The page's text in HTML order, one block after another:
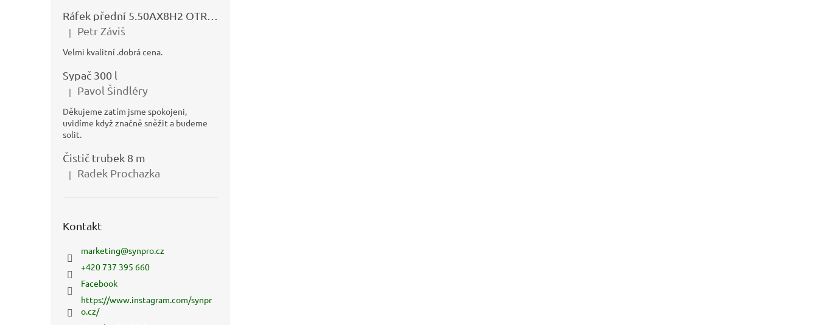
Hodnocení produktu je 5 z 5 hvězdiček.
| Petr Záviš
Velmi kvalitní .dobrá cena.
Sypač 300 l
Hodnocení produktu je 5 z 5 hvězdiček.
| Pavol Šindléry
Děkujeme zatím jsme spokojeni,
uvidíme když značně sněžit a budeme
solit.
Čistič trubek 8 m
Hodnocení produktu je 5 z 5 hvězdiček.
| Radek Prochazka
Kontakt
marketing@synpro.cz
+420 737 395 660
Facebook
https://www.instagram.com/synpr
o.cz/